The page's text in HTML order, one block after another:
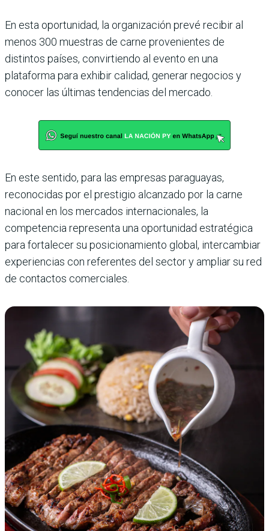
En esta oportunidad, la organización prevé recibir al
menos 300 muestras de carne provenientes de
distintos países, convirtiendo al evento en una
plataforma para exhibir calidad, generar negocios y
conocer las últimas tendencias del mercado.
En este sentido, para las empresas paraguayas,
reconocidas por el prestigio alcanzado por la carne
nacional en los mercados internacionales, la
competencia representa una oportunidad estratégica
para fortalecer su posicionamiento global, intercambiar
experiencias con referentes del sector y ampliar su red
de contactos comerciales.